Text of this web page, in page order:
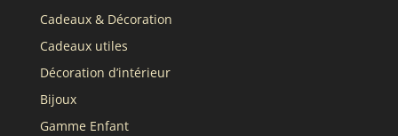
Cadeaux & Décoration
Cadeaux utiles
Décoration d’intérieur
Bijoux
Gamme Enfant